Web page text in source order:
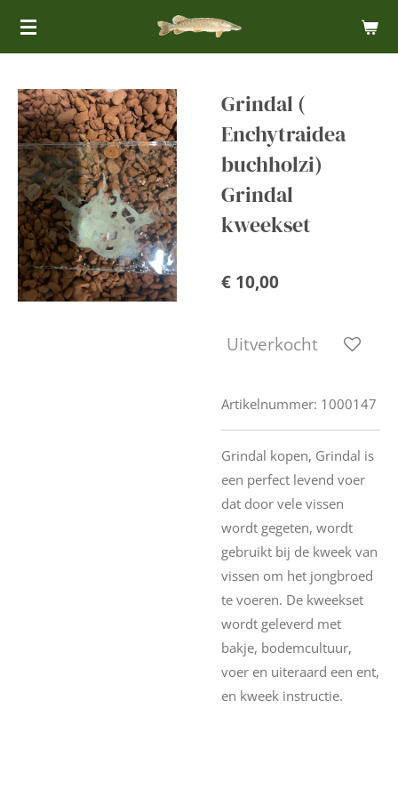
Ga
de
hoofdinhoud
Grindal (
Enchytraidea
buchholzi)
Grindal
kweekset
€ 10,00
Uitverkocht
Artikelnummer: 1000147
Grindal kopen, Grindal is
een perfect levend voer
dat door vele vissen
wordt gegeten, wordt
gebruikt bij de kweek van
vissen om het jongbroed
te voeren. De kweekset
wordt geleverd met
bakje, bodemcultuur,
voer en uiteraard een ent,
en kweek instructie.